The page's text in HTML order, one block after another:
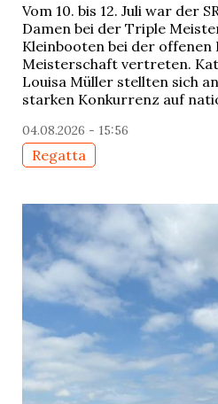
Vom 10. bis 12. Juli war der
Damen bei der Triple
Kleinbooten bei der offenen
Meisterschaft vertreten.
Louisa Müller stellten sich
starken Konkurrenz auf
04.08.2026 - 15:56
Regatta